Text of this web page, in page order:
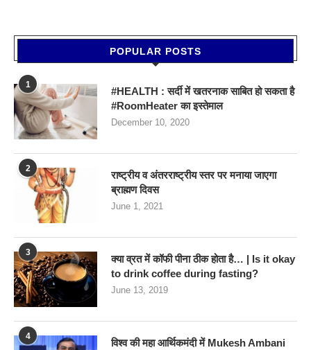
POPULAR POSTS
1
#HEALTH : सर्दी में खतरनाक साबित हो सकता है
#RoomHeater का इस्तेमाल
December 10, 2020
2
राष्ट्रीय व अंतरराष्ट्रीय स्तर पर मनाया जाएगा
ब्राह्मण दिवस
June 1, 2021
3
क्या व्रत में कॉफी पीना ठीक होता है… | Is it okay
to drink coffee during fasting?
June 13, 2019
4
विश्व की महा आर्थिकमंदी में Mukesh Ambani